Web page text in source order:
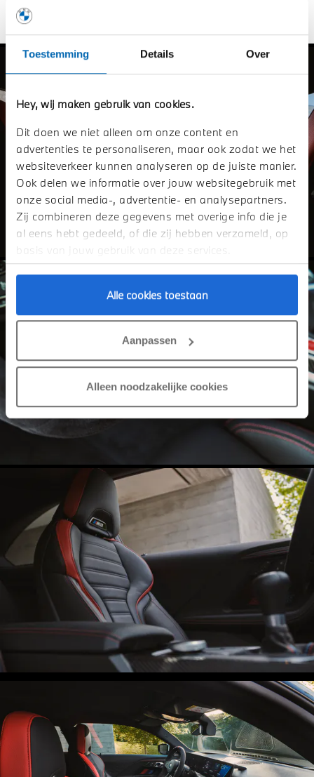
Toestemming Details Over
Hey, wij maken gebruik van cookies.
Dit doen we niet alleen om onze content en
advertenties te personaliseren, maar ook zodat we het
websiteverkeer kunnen analyseren op de juiste manier.
Ook delen we informatie over jouw websitegebruik met
onze social media-, advertentie- en analysepartners.
Zij combineren deze gegevens met overige info die je
al eens hebt gedeeld, of die zij hebben verzameld, op
basis van jouw gebruik van deze services.
Alle cookies toestaan
Aanpassen
Alleen noodzakelijke cookies